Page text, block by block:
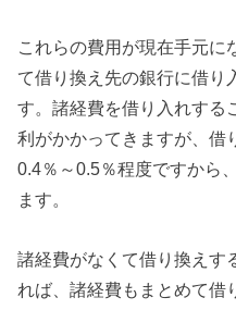
これらの費用が現在手元に
て借り換え先の銀行に借り
す。諸経費を借り入れする
利がかかってきますが、借
0.4％～0.5％程度ですから
ます。
諸経費がなくて借り換えす
れば、諸経費もまとめて借